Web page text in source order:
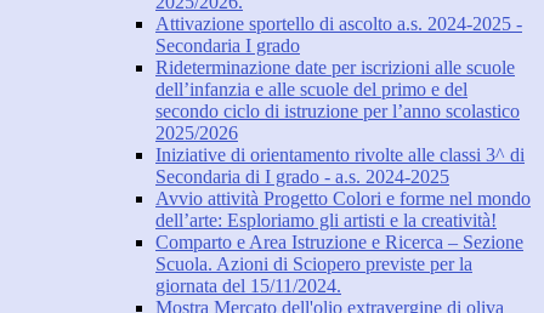
Attivazione sportello di ascolto a.s. 2024-2025 -
Secondaria I grado
Rideterminazione date per iscrizioni alle scuole
dell’infanzia e alle scuole del primo e del
secondo ciclo di istruzione per l’anno scolastico
2025/2026
Iniziative di orientamento rivolte alle classi 3^ di
Secondaria di I grado - a.s. 2024-2025
Avvio attività Progetto Colori e forme nel mondo
dell’arte: Esploriamo gli artisti e la creatività!
Comparto e Area Istruzione e Ricerca – Sezione
Scuola. Azioni di Sciopero previste per la
giornata del 15/11/2024.
Mostra Mercato dell'olio extravergine di oliva